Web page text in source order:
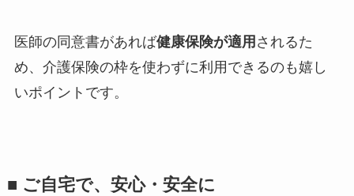
医師の同意書があれば健康保険が適用 されるた
め、介護保険の枠を使わずに利用できるのも嬉し
いポイントです。
■ ご自宅で、安心・安全に